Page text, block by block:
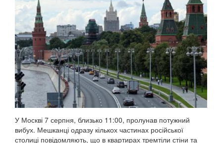
У Москві 7 серпня, близько 11:00, пролунав потужний
вибух. Мешканці одразу кількох частинах російської
столиці повідомляють, що в квартирах тремтіли стіни та